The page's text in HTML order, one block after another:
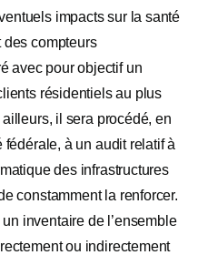
impacts sur la santé
compteurs
avec pour objectif un
résidentiels au plus
il sera procédé, en
à un audit relatif à
des infrastructures
constamment la renforcer.
inventaire de l’ensemble
ou indirectement